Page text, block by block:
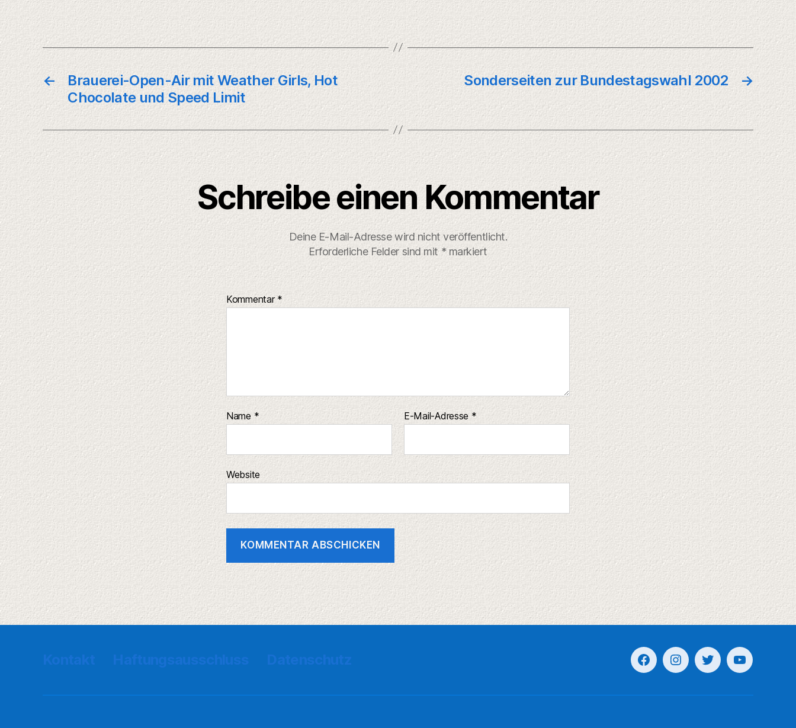
←
Brauerei-Open-Air mit Weather Girls, Hot
Chocolate und Speed Limit
→
Sonderseiten zur Bundestagswahl 2002
Schreibe einen Kommentar
Deine E-Mail-Adresse wird nicht veröffentlicht.
Erforderliche Felder sind mit *markiert
Kommentar*
Name * E-Mail-Adresse *
Website